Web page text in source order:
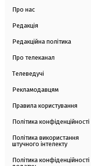
Про нас
Редакція
Редакційна політика
Про телеканал
Телеведучі
Рекламодавцям
Правила користування
Політика конфіденційності
Політика використання
штучного інтелекту
Політика конфіденційності